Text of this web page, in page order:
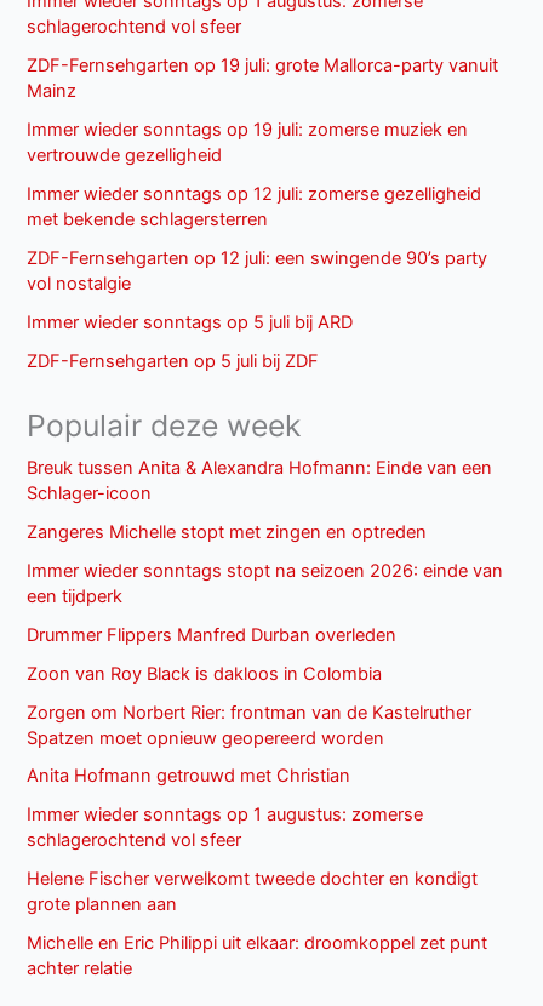
schlagerochtend vol sfeer
ZDF-Fernsehgarten op 19 juli: grote Mallorca-party vanuit
Mainz
Immer wieder sonntags op 19 juli: zomerse muziek en
vertrouwde gezelligheid
Immer wieder sonntags op 12 juli: zomerse gezelligheid
met bekende schlagersterren
ZDF-Fernsehgarten op 12 juli: een swingende 90’s party
vol nostalgie
Immer wieder sonntags op 5 juli bij ARD
ZDF-Fernsehgarten op 5 juli bij ZDF
Populair deze week
Breuk tussen Anita & Alexandra Hofmann: Einde van een
Schlager-icoon
Zangeres Michelle stopt met zingen en optreden
Immer wieder sonntags stopt na seizoen 2026: einde van
een tijdperk
Drummer Flippers Manfred Durban overleden
Zoon van Roy Black is dakloos in Colombia
Zorgen om Norbert Rier: frontman van de Kastelruther
Spatzen moet opnieuw geopereerd worden
Anita Hofmann getrouwd met Christian
Immer wieder sonntags op 1 augustus: zomerse
schlagerochtend vol sfeer
Helene Fischer verwelkomt tweede dochter en kondigt
grote plannen aan
Michelle en Eric Philippi uit elkaar: droomkoppel zet punt
achter relatie